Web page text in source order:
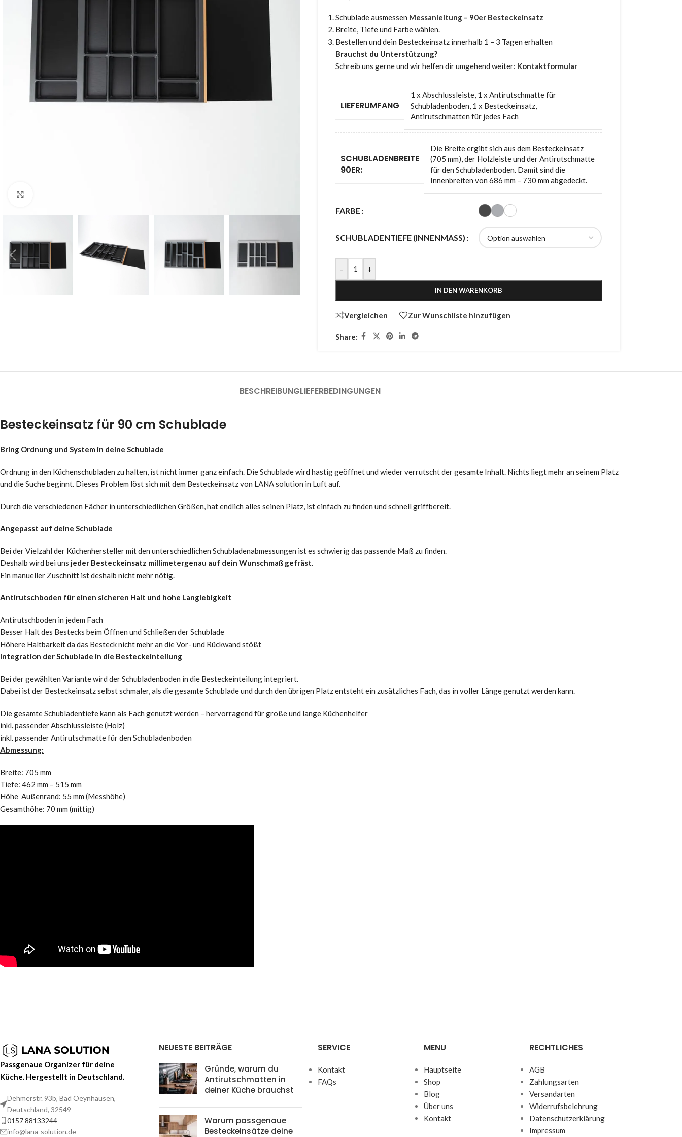
Schublade ausmessen Messanleitung – 90er Besteckeinsatz
Breite, Tiefe und Farbe wählen.
Bestellen und dein Besteckeinsatz innerhalb 1 – 3 Tagen erhalten
Brauchst du Unterstützung?
Schreib uns gerne und wir helfen dir umgehend weiter: Kontaktformular
LIEFERUMFANG
1 x Abschlussleiste, 1 x Antirutschmatte für
Schubladenboden, 1 x Besteckeinsatz,
Antirutschmatten für jedes Fach
SCHUBLADENBREITE
90ER:
Die Breite ergibt sich aus dem Besteckeinsatz
(705 mm), der Holzleiste und der Antirutschmatte
für den Schubladenboden. Damit sind die
Innenbreiten von 686 mm – 730 mm abgedeckt.
FARBE
SCHUBLADENTIEFE (INNENMASS)
- +
IN DEN WARENKORB
Vergleichen Zur Wunschliste hinzufügen
Share:
BESCHREIBUNGLIEFERBEDINGUNGEN
Besteckeinsatz für 90 cm Schublade
Bring Ordnung und System in deine Schublade
Ordnung in den Küchenschubladen zu halten, ist nicht immer ganz einfach. Die Schublade wird hastig geöffnet und wieder verrutscht der gesamte Inhalt. Nichts liegt mehr an seinem Platz
und die Suche beginnt. Dieses Problem löst sich mit dem Besteckeinsatz von LANA solution in Luft auf.
Durch die verschiedenen Fächer in unterschiedlichen Größen, hat endlich alles seinen Platz, ist einfach zu finden und schnell griffbereit.
Angepasst auf deine Schublade
Bei der Vielzahl der Küchenhersteller mit den unterschiedlichen Schubladenabmessungen ist es schwierig das passende Maß zu finden.
Deshalb wird bei uns jeder Besteckeinsatz millimetergenau auf dein Wunschmaß gefräst.
Ein manueller Zuschnitt ist deshalb nicht mehr nötig.
Antirutschboden für einen sicheren Halt und hohe Langlebigkeit
Antirutschboden in jedem Fach
Besser Halt des Bestecks beim Öffnen und Schließen der Schublade
Höhere Haltbarkeit da das Besteck nicht mehr an die Vor- und Rückwand stößt
Integration der Schublade in die Besteckeinteilung
Bei der gewählten Variante wird der Schubladenboden in die Besteckeinteilung integriert.
Dabei ist der Besteckeinsatz selbst schmaler, als die gesamte Schublade und durch den übrigen Platz entsteht ein zusätzliches Fach, das in voller Länge genutzt werden kann.
Die gesamte Schubladentiefe kann als Fach genutzt werden – hervorragend für große und lange Küchenhelfer
inkl.passender Abschlussleiste (Holz)
inkl.passender Antirutschmatte für den Schubladenboden
Abmessung:
Breite: 705 mm
Tiefe: 462 mm – 515 mm
Höhe Außenrand: 55 mm (Messhöhe)
Gesamthöhe: 70 mm (mittig)
Passgenaue Organizer für deine
Küche. Hergestellt in Deutschland.
Dehmerstr. 93b, Bad Oeynhausen,
Deutschland, 32549
0157 88133244
info@lana-solution.de
NEUESTE BEITRÄGE
Gründe, warum du
Antirutschmatten in
deiner Küche brauchst
Warum passgenaue
Besteckeinsätze deine
SERVICE
Kontakt
FAQs
MENU
Hauptseite
Shop
Blog
Über uns
Kontakt
RECHTLICHES
AGB
Zahlungsarten
Versandarten
Widerrufsbelehrung
Datenschutzerklärung
Impressum